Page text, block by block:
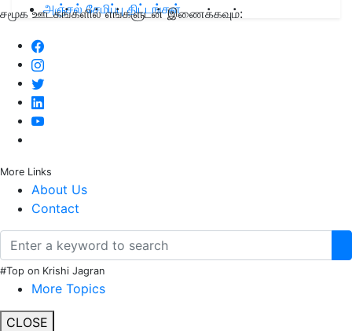
சமூக ஊடகங்களில் எங்களுடன் இணைக்கவும்:
More Links
About Us
Contact
#Top on Krishi Jagran
More Topics
CLOSE
அஞ்சல் சேமிப்பு திட்டங்கள்